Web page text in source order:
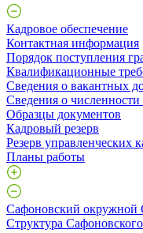
Кадровое обеспечение
Контактная информация
Порядок поступления
Квалификационные
Сведения о вакантных
Сведения о
Образцы документов
Кадровый резерв
Резерв управленческих
Планы работы
Сафоновский окружной
Структура